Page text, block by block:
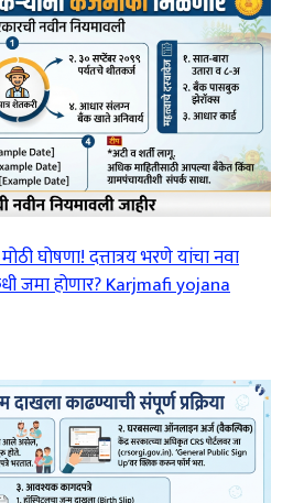
घोषणा! दत्तात्रय भरणे यांचा नवा
जमा होणार? Karjmafi yojana